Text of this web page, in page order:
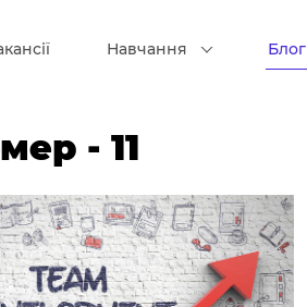
Навчання Блог
- 11